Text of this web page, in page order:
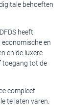
behoeften
heeft
en
en de luxere
toegang tot de
compleet
te laten varen.